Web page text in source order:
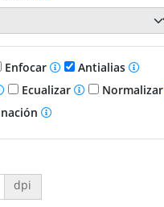
Enfocar
Antialias
Ecualizar
Normalizar
dpi